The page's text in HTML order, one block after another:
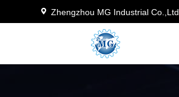
Zhengzhou MG Industrial Co.,Ltd